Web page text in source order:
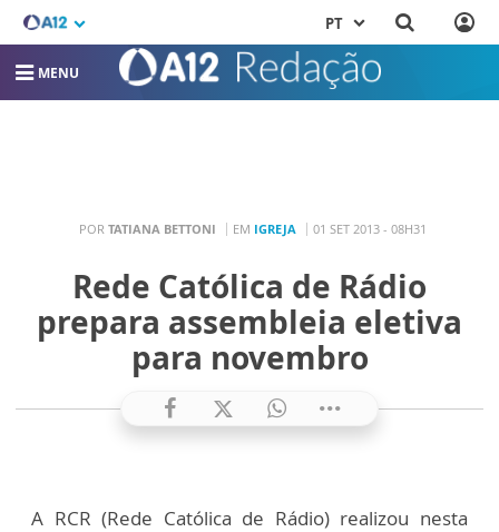
PT
MENU
POR TATIANA BETTONI EM IGREJA 01 SET 2013 - 08H31
Rede Católica de Rádio
prepara assembleia eletiva
para novembro
A RCR (Rede Católica de Rádio) realizou nesta